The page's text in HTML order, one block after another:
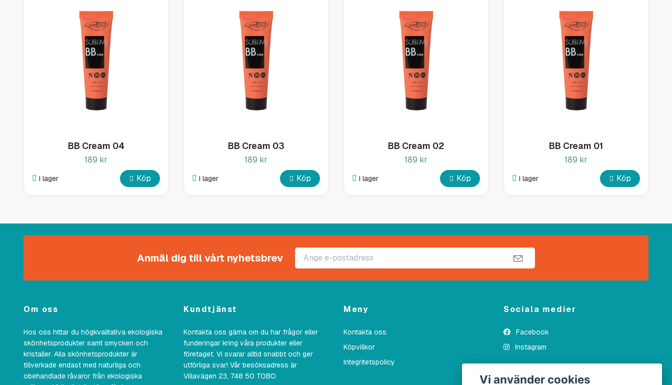
BB Cream 04
189 kr
I lager Köp
BB Cream 03
189 kr
I lager Köp
BB Cream 02
189 kr
I lager Köp
BB Cream 01
189 kr
I lager Köp
Anmäl dig till vårt nyhetsbrev
Om oss
Hos oss hittar du högkvalitativa ekologiska
skönhetsprodukter samt smycken och
kristaller. Alla skönhetsprodukter är
tillverkade endast med naturliga och
obehandlade råvaror från ekologiska
Kundtjänst
Kontakta oss gärna om du har frågor eller
funderingar kring våra produkter eller
företaget. Vi svarar alltid snabbt och ger
utförliga svar! Vår besöksadress är
Villavägen 23, 748 50 TOBO
Meny
Kontakta oss
Köpvillkor
Integritetspolicy
Sociala medier
Facebook
Instagram
Vi använder cookies